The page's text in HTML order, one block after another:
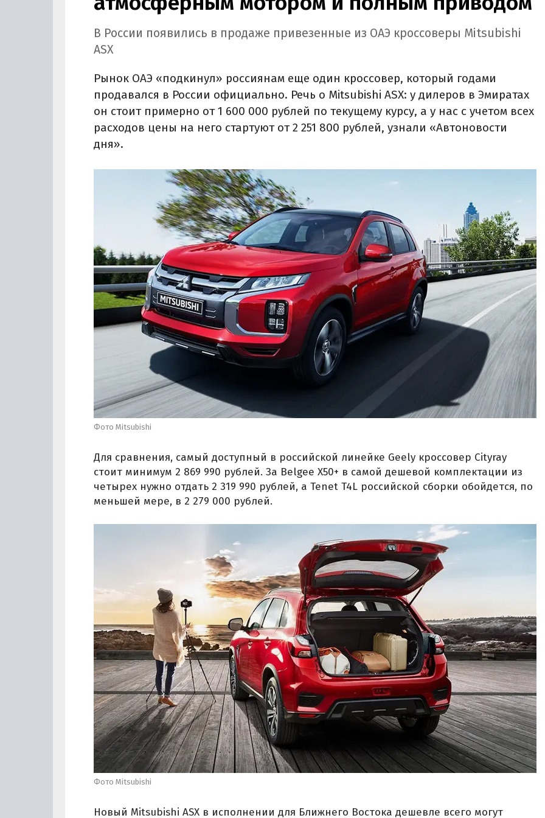
В России появились в продаже привезенные из ОАЭ кроссоверы Mitsubishi
ASX
Рынок ОАЭ «подкинул» россиянам еще один кроссовер, который годами
продавался в России официально. Речь о Mitsubishi ASX: у дилеров в Эмиратах
он стоит примерно от 1 600 000 рублей по текущему курсу, а у нас с учетом всех
расходов цены на него стартуют от 2 251 800 рублей, узнали «Автоновости
дня».
Фото Mitsubishi
Для сравнения, самый доступный в российской линейке Geely кроссовер Cityray
стоит минимум 2 869 990 рублей. За Belgee X50+ в самой дешевой комплектации из
четырех нужно отдать 2 319 990 рублей, а Tenet T4L российской сборки обойдется, по
меньшей мере, в 2 279 000 рублей.
Фото Mitsubishi
Новый Mitsubishi ASX в исполнении для Ближнего Востока дешевле всего могут